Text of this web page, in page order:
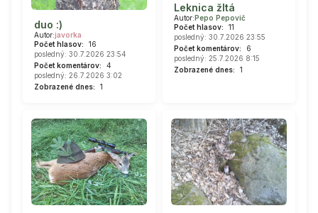
duo :)
Autor:javorka
Počet hlasov:
16
posledný: 30.7.2026 23:54
Počet komentárov:
4
posledný: 26.7.2026 3:02
Zobrazené dnes:
1
Leknica žltá
Autor:Pepo Pepovič
Počet hlasov:
11
posledný: 30.7.2026 23:55
Počet komentárov:
6
posledný: 25.7.2026 8:15
Zobrazené dnes:
1